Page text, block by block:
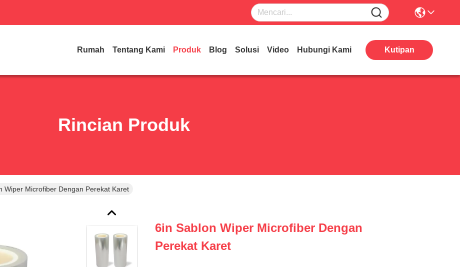
Rumah Tentang Kami Produk Blog Solusi Video Hubungi Kami Kutipan
Rincian Produk
Wiper Microfiber Dengan Perekat Karet
6in Sablon Wiper Microfiber Dengan
Perekat Karet